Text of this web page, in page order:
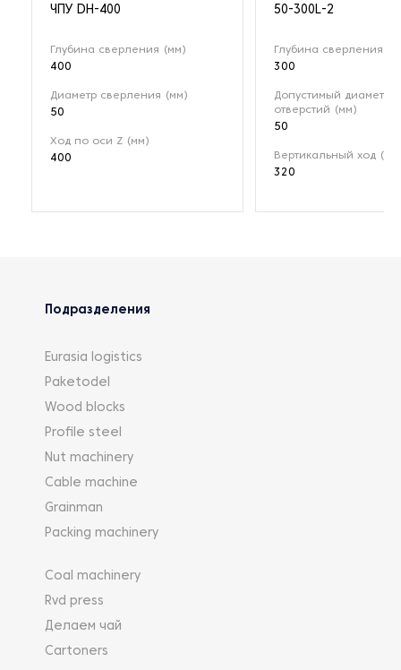
ЧПУ DH-400
Глубина сверления (мм)
400
Диаметр сверления (мм)
50
Ход по оси Z (мм)
400
50-300L-2
Глубина сверления
300
Допустимый диаметр
отверстий (мм)
50
Вертикальный ход
320
Подразделения
Eurasia logistics
Paketodel
Wood blocks
Profile steel
Nut machinery
Cable machine
Grainman
Packing machinery
Coal machinery
Rvd press
Делаем чай
Cartoners